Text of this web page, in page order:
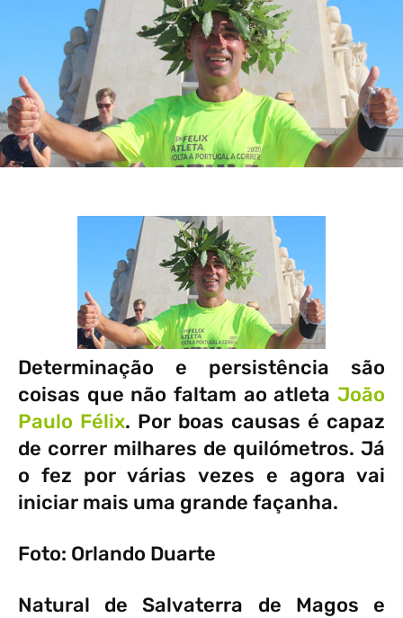
Determinação e persistência são
coisas que não faltam ao atleta João
Paulo Félix. Por boas causas é capaz
de correr milhares de quilómetros. Já
o fez por várias vezes e agora vai
iniciar mais uma grande façanha.
Foto: Orlando Duarte
Natural de Salvaterra de Magos e